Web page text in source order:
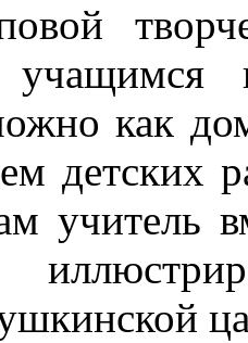
учащимся
как
детских
учитель